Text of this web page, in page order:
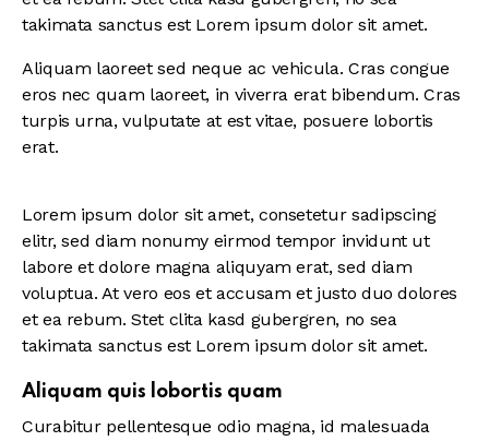
takimata sanctus est Lorem ipsum dolor sit amet.
Aliquam laoreet sed neque ac vehicula. Cras congue
eros nec quam laoreet, in viverra erat bibendum. Cras
turpis urna, vulputate at est vitae, posuere lobortis
erat.
Lorem ipsum dolor sit amet, consetetur sadipscing
elitr, sed diam nonumy eirmod tempor invidunt ut
labore et dolore magna aliquyam erat, sed diam
voluptua. At vero eos et accusam et justo duo dolores
et ea rebum. Stet clita kasd gubergren, no sea
takimata sanctus est Lorem ipsum dolor sit amet.
Aliquam quis lobortis quam
Curabitur pellentesque odio magna, id malesuada